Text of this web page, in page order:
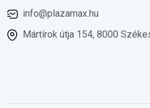
info@plazamax.hu
Mártírok útja 154, 8000